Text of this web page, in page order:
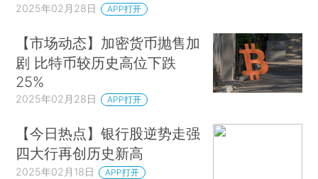
2025年02月28日 APP打开
【市场动态】加密货币抛售加
剧 比特币较历史高位下跌
25%
2025年02月28日 APP打开
【今日热点】银行股逆势走强
四大行再创历史新高
2025年02月18日 APP打开